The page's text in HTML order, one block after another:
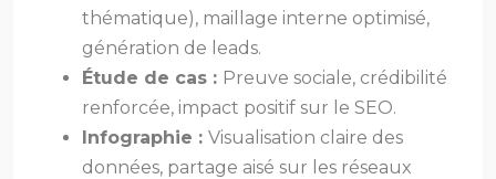
thématique), maillage interne optimisé,
génération de leads.
Étude de cas : Preuve sociale, crédibilité
renforcée, impact positif sur le SEO.
Infographie : Visualisation claire des
données, partage aisé sur les réseaux